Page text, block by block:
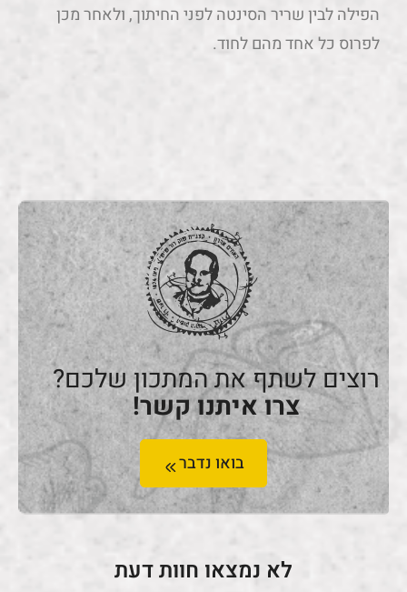
הפילה לבין שריר הסינטה לפני החיתוך, ולאחר מכן
לפרוס כל אחד מהם לחוד.
רוצים לשתף את המתכון שלכם?
צרו איתנו קשר!
בואו נדבר
לא נמצאו חוות דעת